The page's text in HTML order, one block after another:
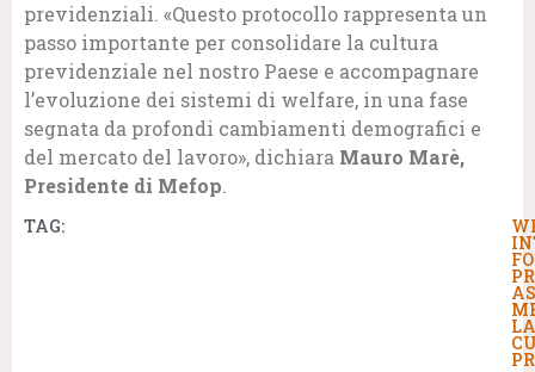
previdenziali. «Questo protocollo rappresenta un
passo importante per consolidare la cultura
previdenziale nel nostro Paese e accompagnare
l’evoluzione dei sistemi di welfare, in una fase
segnata da profondi cambiamenti demografici e
del mercato del lavoro», dichiara Mauro Marè,
Presidente di Mefop.
TAG: